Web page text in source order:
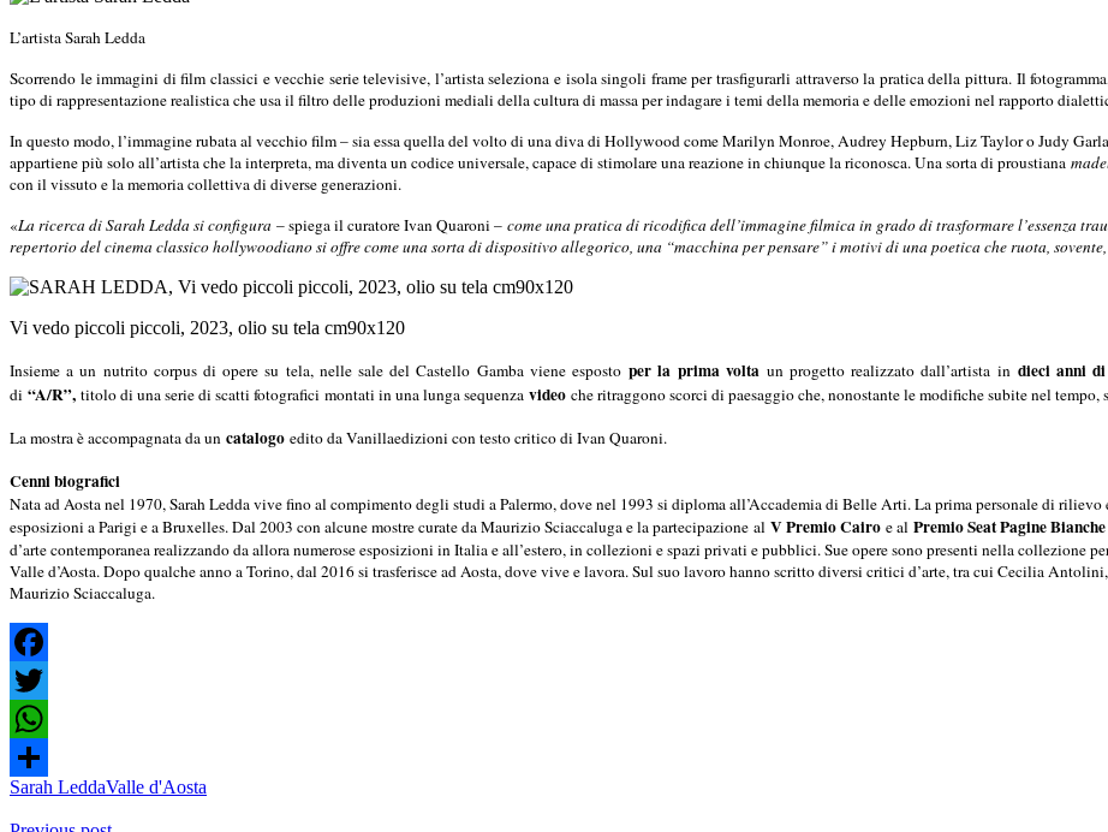
L’artista Sarah Ledda
Scorrendo le immagini di film classici e vecchie serie televisive, l’artista seleziona e isola singoli frame per trasfigurarli attraverso la pratica della pittura. Il
tipo di rappresentazione realistica che usa il filtro delle produzioni mediali della cultura di massa per indagare i temi della memoria e delle emozioni nel rapporto
In questo modo, l’immagine rubata al vecchio film – sia essa quella del volto di una diva di Hollywood come Marilyn Monroe, Audrey Hepburn, Liz Taylor o Judy
appartiene più solo all’artista che la interpreta, ma diventa un codice universale, capace di stimolare una reazione in chiunque la riconosca. Una sorta di proustiana
con il vissuto e la memoria collettiva di diverse generazioni.
«La ricerca di Sarah Ledda si configura – spiega il curatore Ivan Quaroni – come una pratica di ricodifica dell’immagine filmica in grado di trasformare l’essenza
repertorio del cinema classico hollywoodiano si offre come una sorta di dispositivo allegorico, una “macchina per pensare” i motivi di una poetica che ruota,
Vi vedo piccoli piccoli, 2023, olio su tela cm90x120
Insieme a un nutrito corpus di opere su tela, nelle sale del Castello Gamba viene espostoper la prima voltaun progetto realizzato dall’artista in dieci anni
di “A/R”, titolo di una serie di scatti fotografici montati in una lunga sequenza video che ritraggono scorci di paesaggio che, nonostante le modifiche subite nel
La mostra è accompagnata da un catalogo edito da Vanillaedizioni con testo critico di Ivan Quaroni.
Cenni biografici
Nata ad Aosta nel 1970, Sarah Ledda vive fino al compimento degli studi a Palermo, dove nel 1993 si diploma all’Accademia di Belle Arti. La prima personale di
esposizioni a Parigi e a Bruxelles. Dal 2003 con alcune mostre curate da Maurizio Sciaccaluga e la partecipazione al V Premio Cairo e al Premio Seat Pagine
d’arte contemporanea realizzando da allora numerose esposizioni in Italia e all’estero, in collezioni e spazi privati e pubblici. Sue opere sono presenti nella collezione
Valle d’Aosta. Dopo qualche anno a Torino, dal 2016 si trasferisce ad Aosta, dove vive e lavora. Sul suo lavoro hanno scritto diversi critici d’arte, tra cui Cecilia
Maurizio Sciaccaluga.
Facebook
Twitter
WhatsApp
Condividi
Sarah LeddaValle d'Aosta